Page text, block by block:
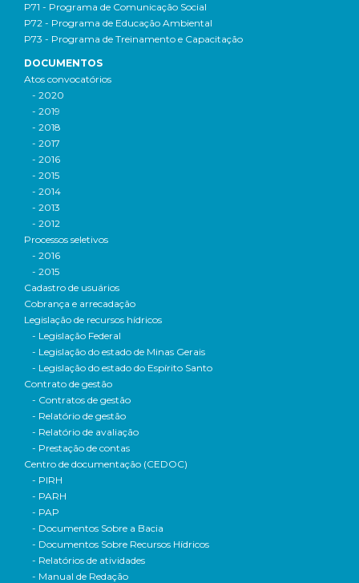
P71 - Programa de Comunicação Social
P72 - Programa de Educação Ambiental
P73 - Programa de Treinamento e Capacitação
DOCUMENTOS
Atos convocatórios
- 2020
- 2019
- 2018
- 2017
- 2016
- 2015
- 2014
- 2013
- 2012
Processos seletivos
- 2016
- 2015
Cadastro de usuários
Cobrança e arrecadação
Legislação de recursos hídricos
- Legislação Federal
- Legislação do estado de Minas Gerais
- Legislação do estado do Espírito Santo
Contrato de gestão
- Contratos de gestão
- Relatório de gestão
- Relatório de avaliação
- Prestação de contas
Centro de documentação (CEDOC)
- PIRH
- PARH
- PAP
- Documentos Sobre a Bacia
- Documentos Sobre Recursos Hídricos
- Relatórios de atividades
- Manual de Redação